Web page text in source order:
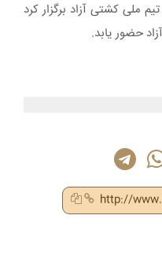
ملی کشتی آزاد برگزار کرد
حضور یابد.
http://